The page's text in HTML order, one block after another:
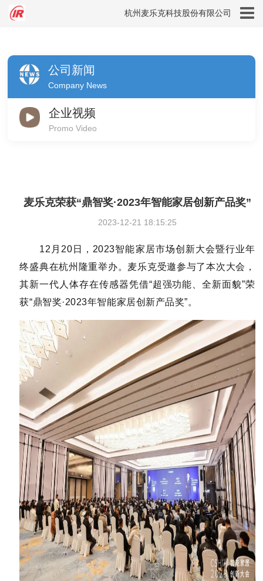
杭州麦乐克科技股份有限公司
公司新闻
Company News
企业视频
Promo Video
麦乐克荣获“鼎智奖·2023年智能家居创新产品奖”
2023-12-21 18:15:25
12月20日，2023智能家居市场创新大会暨行业年
终盛典在杭州隆重举办。麦乐克受邀参与了本次大会，
其新一代人体存在传感器凭借“超强功能、全新面貌”荣
获“鼎智奖·2023年智能家居创新产品奖”。